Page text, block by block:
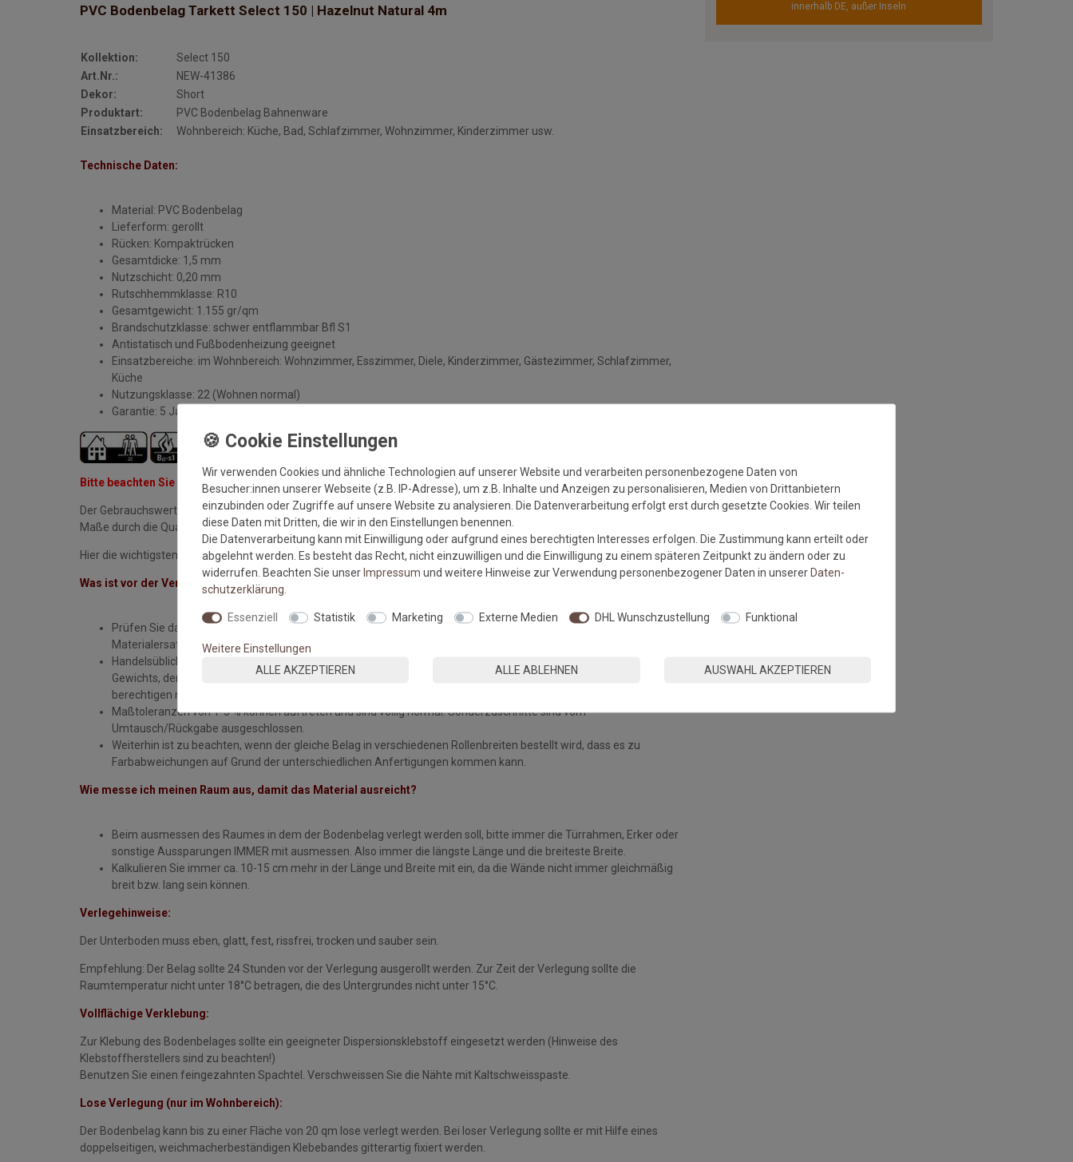
PVC Bodenbelag Tarkett Select 150 | Hazelnut Natural 4m
Kollektion:
Select 150
Art.Nr.:
NEW-41386
Dekor:
Short
Produktart:
PVC Bodenbelag Bahnenware
Einsatzbereich:
Wohnbereich: Küche, Bad, Schlafzimmer, Wohnzimmer, Kinderzimmer usw.
Technische Daten:
Material: PVC Bodenbelag
Lieferform: gerollt
Rücken: Kompaktrücken
Gesamtdicke: 1,5 mm
Nutzschicht: 0,20 mm
Rutschhemmklasse: R10
Gesamtgewicht: 1.155 gr/qm
Brandschutzklasse: schwer entflammbar Bfl S1
Antistatisch und Fußbodenheizung geeignet
Einsatzbereiche: im Wohnbereich: Wohnzimmer, Esszimmer, Diele, Kinderzimmer, Gästezimmer, Schlafzimmer,
Küche
Nutzungsklasse: 22 (Wohnen normal)
Garantie: 5 Jahre (fachmännische Verlegung vorausgesetzt)
Bitte beachten Sie immer die Verlege- und Pflegehinweise aus der Verlegeanleitung des Herstellers!
Der Gebrauchswert eines Bodenbelages wird nicht nur durch die Materialeigenschaften bestimmt, sondern im gleichen
Maße durch die Qualität der Verlegearbeiten.
Hier die wichtigsten Verlegehinweise:
Was ist vor der Verlegung zu beachten?
Prüfen Sie das Material vor der Verlegung auf Farb- und Chargengleichheit sowie auf Fehler. Mängelrügen oder
Materialersatz sind nur bei unverlegter Ware möglich.
Handelsübliche oder geringe, technisch nicht vermeidbare Abweichungen der Qualität, Farbe, Breite, des
Gewichts, der Dicke, der Ausrüstung oder des Dessins, die jedoch innerhalb vorgegebener Toleranzen liegen,
berechtigen nicht zur Beanstandung.
Maßtoleranzen von 1-5 % können auftreten und sind völlig normal. Sonderzuschnitte sind vom
Umtausch/Rückgabe ausgeschlossen.
Weiterhin ist zu beachten, wenn der gleiche Belag in verschiedenen Rollenbreiten bestellt wird, dass es zu
Farbabweichungen auf Grund der unterschiedlichen Anfertigungen kommen kann.
Wie messe ich meinen Raum aus, damit das Material ausreicht?
Beim ausmessen des Raumes in dem der Bodenbelag verlegt werden soll, bitte immer die Türrahmen, Erker oder
sonstige Aussparungen IMMER mit ausmessen. Also immer die längste Länge und die breiteste Breite.
Kalkulieren Sie immer ca. 10-15 cm mehr in der Länge und Breite mit ein, da die Wände nicht immer gleichmäßig
breit bzw. lang sein können.
Verlegehinweise:
Der Unterboden muss eben, glatt, fest, rissfrei, trocken und sauber sein.
Empfehlung: Der Belag sollte 24 Stunden vor der Verlegung ausgerollt werden. Zur Zeit der Verlegung sollte die
Raumtemperatur nicht unter 18°C betragen, die des Untergrundes nicht unter 15°C.
Vollflächige Verklebung:
Zur Klebung des Bodenbelages sollte ein geeigneter Dispersionsklebstoff eingesetzt werden (Hinweise des
Klebstoffherstellers sind zu beachten!)
Benutzen Sie einen feingezahnten Spachtel. Verschweissen Sie die Nähte mit Kaltschweisspaste.
Lose Verlegung (nur im Wohnbereich):
Der Bodenbelag kann bis zu einer Fläche von 20 qm lose verlegt werden. Bei loser Verlegung sollte er mit Hilfe eines
doppelseitigen, weichmacherbeständigen Klebebandes gitterartig fixiert werden.
innerhalb DE, außer Inseln
Wir verwenden Cookies und ähnliche Technologien auf unserer Website und verarbeiten personenbezogene Daten von
Besucher:innen unserer Webseite (z.B. IP-Adresse), um z.B. Inhalte und Anzeigen zu personalisieren, Medien von Drittanbietern
einzubinden oder Zugriffe auf unsere Website zu analysieren. Die Datenverarbeitung erfolgt erst durch gesetzte Cookies. Wir teilen
diese Daten mit Dritten, die wir in den Einstellungen benennen.
Die Datenverarbeitung kann mit Einwilligung oder aufgrund eines berechtigten Interesses erfolgen. Die Zustimmung kann erteilt oder
abgelehnt werden. Es besteht das Recht, nicht einzuwilligen und die Einwilligung zu einem späteren Zeitpunkt zu ändern oder zu
widerrufen. Beachten Sie unserImpressum und weitere Hinweise zur Verwendung personenbezogener Daten in unsererDaten­
schutz­erklärung
Essenziell Statistik Marketing Externe Medien DHL Wunschzustellung Funktional
Weitere Einstellungen
ALLE AKZEPTIEREN
ALLE ABLEHNEN AUSWAHL AKZEPTIEREN